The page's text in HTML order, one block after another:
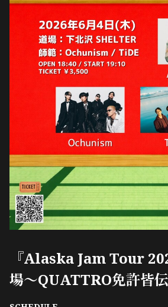
『Alaska Jam Tour
場〜QUATTRO免許皆伝